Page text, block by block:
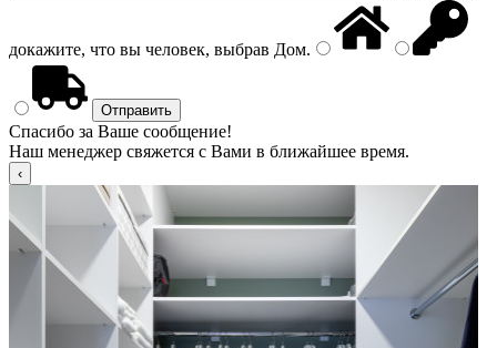
докажите, что вы человек, выбрав Дом.
Спасибо за Ваше сообщение!
Наш менеджер свяжется с Вами в ближайшее время.